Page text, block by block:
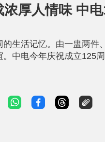
厚人情味 中
生活记忆。由一盅两件
中电今年庆祝成立125
入社区，陪伴长者饮茶
堂，由中电义工陪伴边